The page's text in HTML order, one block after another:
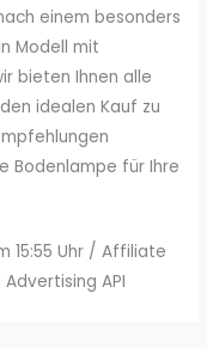
einem besonders
Modell mit
bieten Ihnen alle
idealen Kauf zu
Bodenlampe für Ihre
15:55 Uhr / Affiliate
API